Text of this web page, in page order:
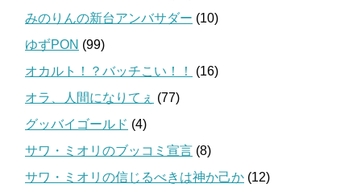
みのりんの新台アンバサダー (10)
ゆずPON (99)
オカルト！？バッチこい！！
(16)
オラ、人間になりてぇ (77)
グッバイゴールド (4)
サワ・ミオリのブッコミ宣言 (8)
サワ・ミオリの信じるべきは神か己か (12)